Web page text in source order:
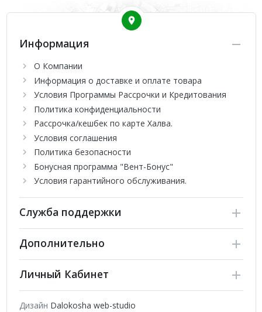
тихий, комфортный сон 15 дБ
пульт управления YR-HQ
антикоррозийное покрытие Blue Fin
защита компрессора
Для коммерческих помещений и жилых объектов Haier
создала мультисплит-системы с высокими
потребительскими свойствами. Внутренние блоки JADE DC
Inverter - инновационная серия инверторного типа, со
сверхнизким уровнем шума, всего 15 дБ, что в данный
момент является лучшим показателем в сегменте бытовых
сплит-систем, поэтому вы можете выбрать наиболее
оптимальный вариант для конкретного помещения.
Информация
О Компании
Информация о доставке и оплате товара
Условия Программы Рассрочки и Кредитования
Политика конфиденциальности
Рассрочка/кешбек по карте Халва.
Условия соглашения
Политика безопасности
Бонусная программа "Вент-Бонус"
Условия гарантийного обслуживания.
Служба поддержки
Дополнительно
Личный Кабинет
Дизайн Dalokosha web-studio